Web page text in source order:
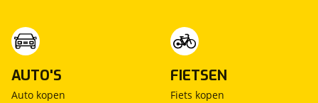
AUTO'S
Auto kopen
FIETSEN
Fiets kopen